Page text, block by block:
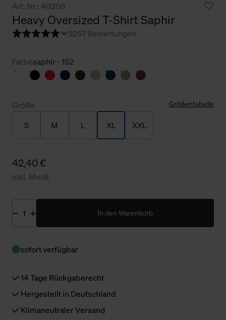
Art. Nr.: 40208
Heavy Oversized T-Shirt Saphir
5257 Bewertungen
Farbesaphir - 152
Größe Größentabelle
S M L XL XXL
42,40 €
inkl. MwSt.
In den Warenkorb
sofort verfügbar
14 Tage Rückgaberecht
Hergestellt in Deutschland
Klimaneutraler Versand